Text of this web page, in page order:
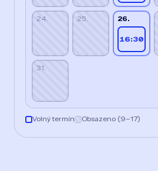
24. 25. 26.
16:30
31.
Volný termín Obsazeno (9–17)